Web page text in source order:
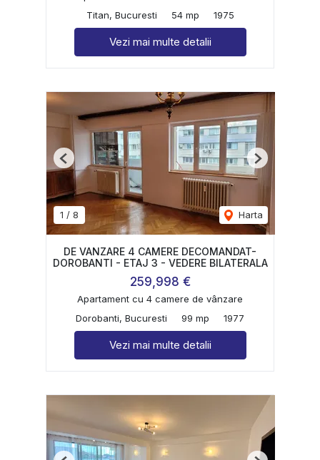
Titan, Bucuresti
54 mp 1975
Vezi mai multe detalii
1 / 8 Harta
Previous Next
DE VANZARE 4 CAMERE DECOMANDAT-
DOROBANTI - ETAJ 3 - VEDERE BILATERALA
259,998 €
Apartament cu 4 camere de vânzare
Dorobanti, Bucuresti
99 mp 1977
Vezi mai multe detalii